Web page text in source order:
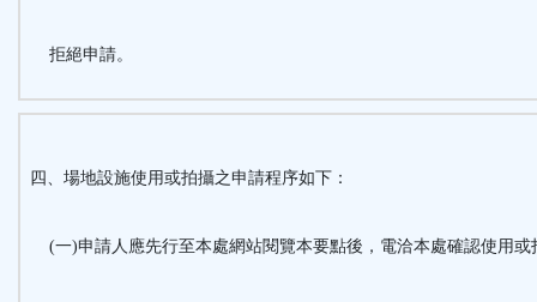
拒絕申請。
四、場地設施使用或拍攝之申請程序如下：
(一)申請人應先行至本處網站閱覽本要點後，電洽本處確認使用或